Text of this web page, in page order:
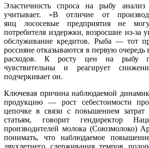
Эластичность спроса на рыбу
учитывает. «В отличие от
яиц лососевые предприятия не
потребителя издержки, возросшие из-за
обслуживание кредитов. Рыба — тот
россияне отказываются в первую
расходов. К росту цен на рыбу
чувствительны и реагирует
подчеркивает он.
Ключевая причина наблюдаемой
продукцию — рост себестоимости
цепочке в связи с повышением
статьям, говорит гендиректор
производителей молока (Союзмолоко)
понимать, что наблюдаемое
двухлетнего сдерживания темпов